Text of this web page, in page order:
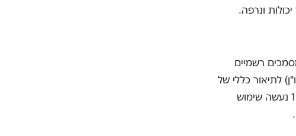
ונרפה.
רשמיים
לתיאור כללי של
אדם עם מוגבלות כלשהי. בחוקי מדינת ישראל שנחקקו החל משנת 1988 נעשה שימוש